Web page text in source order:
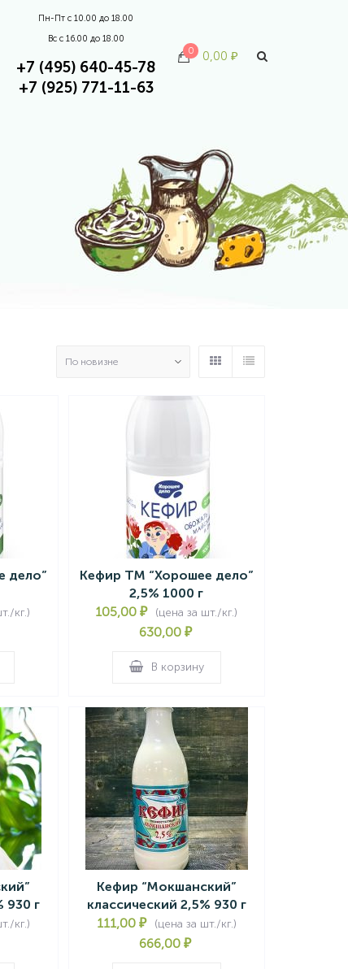
Пн-Пт с 10.00 до 18.00
Вс с 16.00 до 18.00
+7 (495) 640-45-78
+7 (925) 771-11-63
0 0,00 ₽
дело”
кг.)
Кефир ТМ “Хорошее дело”
2,5% 1000 г
105,00₽ (цена за шт./кг.)
630,00 ₽
В корзину
930 г
кг.)
Кефир “Мокшанский”
классический 2,5% 930 г
111,00 ₽ (цена за шт./кг.)
666,00₽